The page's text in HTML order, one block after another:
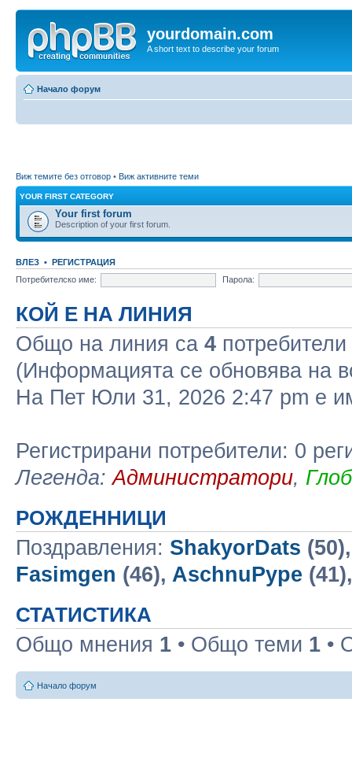
yourdomain.com
A short text to describe your forum
Начало форум
Виж темите без отговор • Виж активните теми
YOUR FIRST CATEGORY
Your first forum
Description of your first forum.
ВЛЕЗ • РЕГИСТРАЦИЯ
Потребителско име:
Парола:
КОЙ Е НА ЛИНИЯ
Общо на линия са 4
(Информацията се обновява на
На Пет Юли 31, 2026 2:47 pm е
Регистрирани потребители: 0
Легенда:Администратори,
РОЖДЕННИЦИ
Поздравления: ShakyorDats
Fasimgen (46), AschnuPype
СТАТИСТИКА
Общо мнения 1 • Общо теми 1 •
Начало форум